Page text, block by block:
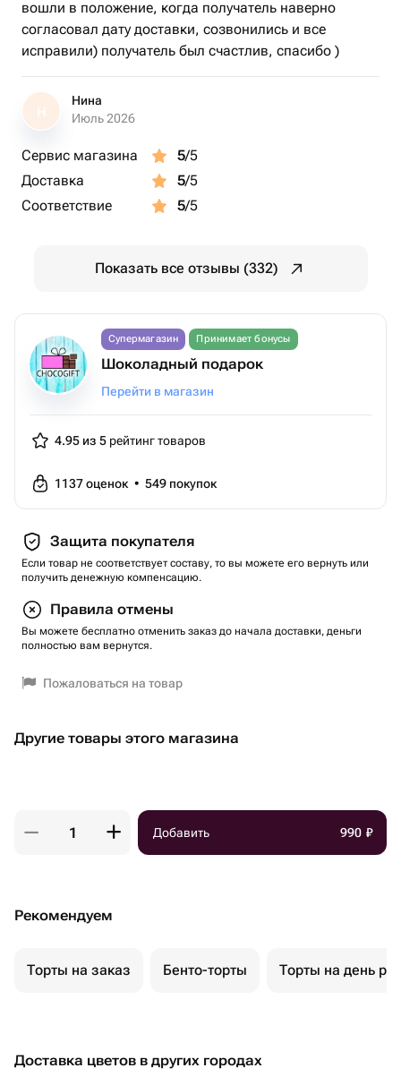
вошли в положение, когда получатель наверно
согласовал дату доставки, созвонились и все
исправили) получатель был счастлив, спасибо )
Н
Нина
Июль 2026
Сервис магазина 5/5
Доставка
5/5
Соответствие
5/5
Показать все отзывы (332)
Супермагазин Принимает бонусы
Шоколадный подарок
Перейти в магазин
4.95 из 5 рейтинг товаров
1137оценок • 549 покупок
Защита покупателя
Если товар не соответствует составу, то вы можете его вернуть или
получить денежную компенсацию.
Правила отмены
Вы можете бесплатно отменить заказ до начала доставки, деньги
полностью вам вернутся.
Пожаловаться на товар
Другие товары этого магазина
Добавить 990 ₽
Рекомендуем
Торты на заказ Бенто-торты Торты на день
Доставка цветов в других городах